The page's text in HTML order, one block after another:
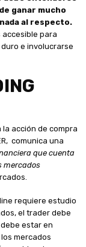
ganar mucho
al respecto.
para
e involucrarse
acción de compra
comunica una
que cuenta
mercados
requiere estudio
el trader debe
estar en
mercados